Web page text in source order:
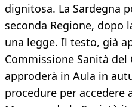
dignitosa. La Sardegna
seconda Regione, dopo
una legge. Il testo, già
Commissione Sanità
approderà in Aula in
procedure per accedere